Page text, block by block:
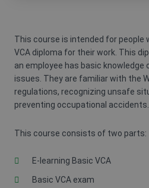
This course is intended for people
VCA diploma for their work. This
an employee has basic
issues. They are familiar with the
regulations, recognizing unsafe
preventing occupational accidents.
This course consists of two parts:
E-learning Basic VCA
Basic VCA exam